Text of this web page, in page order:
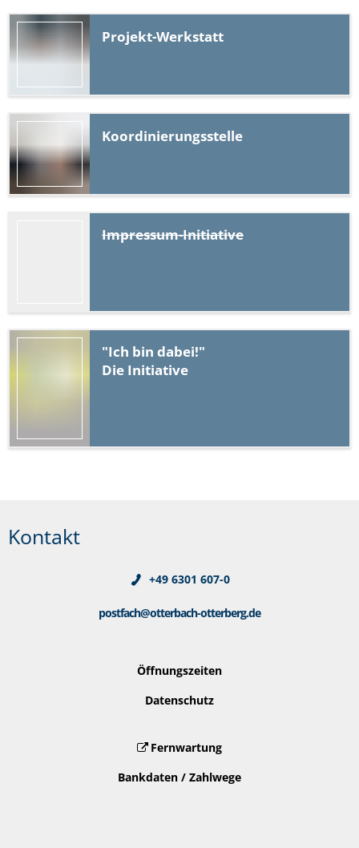
Projekt-Werkstatt
Koordinierungsstelle
Impressum-Initiative
"Ich bin dabei!"
Die Initiative
Kontakt
+49 6301 607-0
postfach@otterbach-otterberg.de
Öffnungszeiten
Datenschutz
Fernwartung
Bankdaten / Zahlwege